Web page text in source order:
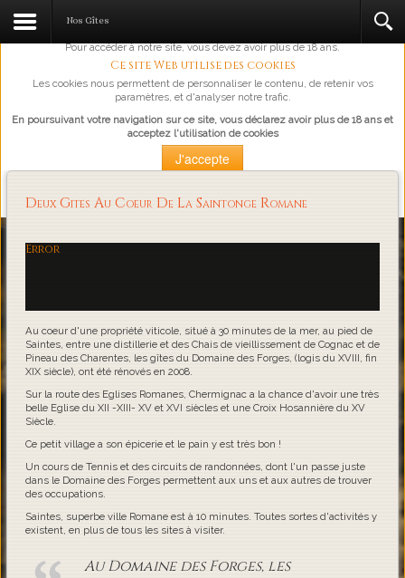
L'abus d'alcool est dangereux pour la santé, à consommer avec
Pour accéder à notre site, vous devez avoir plus de 18 ans.
Ce site Web utilise des cookies
Les cookies nous permettent de personnaliser le contenu, de retenir vos
paramètres, et d'analyser notre trafic.
En poursuivant votre navigation sur ce site, vous déclarez avoir plus de 18 ans et
acceptez l'utilisation de cookies
J'accepte
Loading...
Nos Gîtes
Deux Gites Au Coeur De La Saintonge Romane
Error
Au coeur d'une propriété viticole, situé à 30 minutes de la mer, au pied de
Saintes, entre une distillerie et des Chais de vieillissement de Cognac et de
Pineau des Charentes, les gîtes du Domaine des Forges, (logis du XVIII, fin
XIX siècle), ont été rénovés en 2008.
Sur la route des Eglises Romanes, Chermignac a la chance d'avoir une très
belle Eglise du XII -XIII- XV et XVI siècles et une Croix Hosannière du XV
Siècle.
Ce petit village a son épicerie et le pain y est très bon !
Un cours de Tennis et des circuits de randonnées, dont l'un passe juste
dans le Domaine des Forges permettent aux uns et aux autres de trouver
des occupations.
Saintes, superbe ville Romane est à 10 minutes. Toutes sortes d'activités y
existent, en plus de tous les sites à visiter.
Au Domaine des Forges, les